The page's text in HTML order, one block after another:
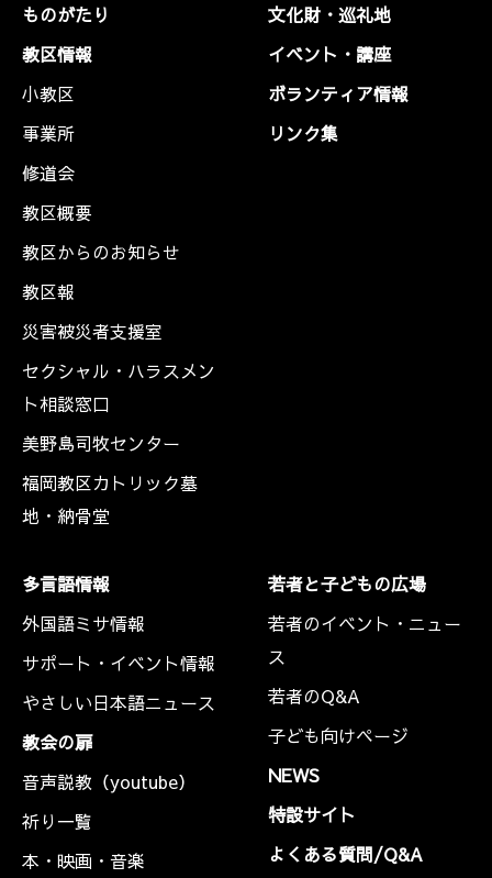
ものがたり
教区情報
小教区
事業所
修道会
教区概要
教区からのお知らせ
教区報
災害被災者支援室
セクシャル・ハラスメン
ト相談窓口
美野島司牧センター
福岡教区カトリック墓
地・納骨堂
文化財・巡礼地
イベント・講座
ボランティア情報
リンク集
多言語情報
外国語ミサ情報
サポート・イベント情報
やさしい日本語ニュース
教会の扉
音声説教（youtube）
祈り一覧
本・映画・音楽
若者と子どもの広場
若者のイベント・ニュー
ス
若者のQ&A
子ども向けページ
NEWS
特設サイト
よくある質問/Q&A